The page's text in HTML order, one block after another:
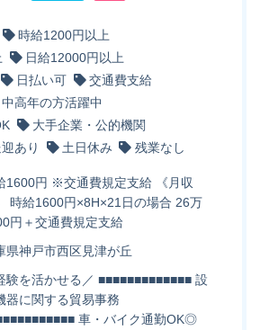
時給1200円以上
日給12000円以上
日払い可
交通費支給
中高年の方活躍中
大手企業・公的機関
あり 土日休み 残業なし
1600円 ※交通費規定支給 《月収
時給1600円×8H×21日の場合 26万
円＋交通費規定支給
県神戸市西区見津が丘
験を活かせる／ ■■■■■■■■■■■■■ 設
器に関する貿易事務
車・バイク通勤OK◎